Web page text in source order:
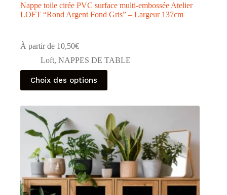
Nappe toile cirée PVC surface multi-embossée Atelier
LOFT “Rond Argent Fond Gris” – Largeur 137cm
À partir de 10,50€
Loft, NAPPES DE TABLE
Choix des options
Ce
produit
a
variations.
options
peuvent
choisies
page
du